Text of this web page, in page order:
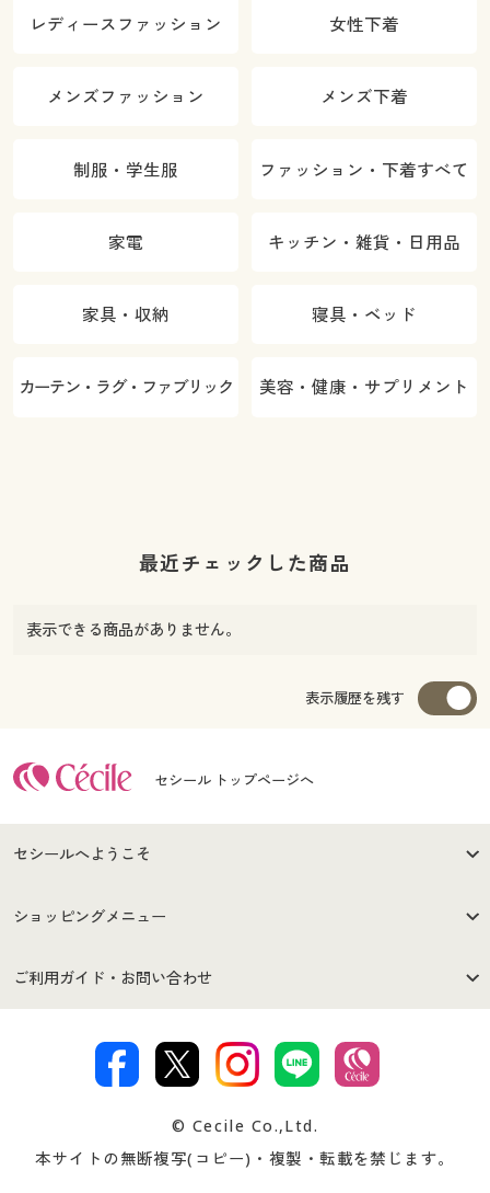
レディースファッション 女性下着
メンズファッション メンズ下着
制服・学生服 ファッション・下着すべて
家電 キッチン・雑貨・日用品
家具・収納 寝具・ベッド
カーテン・ラグ・ファブリック 美容・健康・サプリメント
最近チェックした商品
表示できる商品がありません。
表示履歴を残す
セシール トップページへ
セシールへようこそ
はじめての方へ
セシールご利用規約
著作権・商標について 会社案内
ショッピングメニュー
商品カテゴリ
プレゼント＆キャンペーン サイトマップ
ご利用ガイド・お問い合わせ
交換・返品は お支払は
ついて
忘れの場合
© Cecile Co.,Ltd.
本サイトの無断複写(コピー)・複製・転載を禁じます。